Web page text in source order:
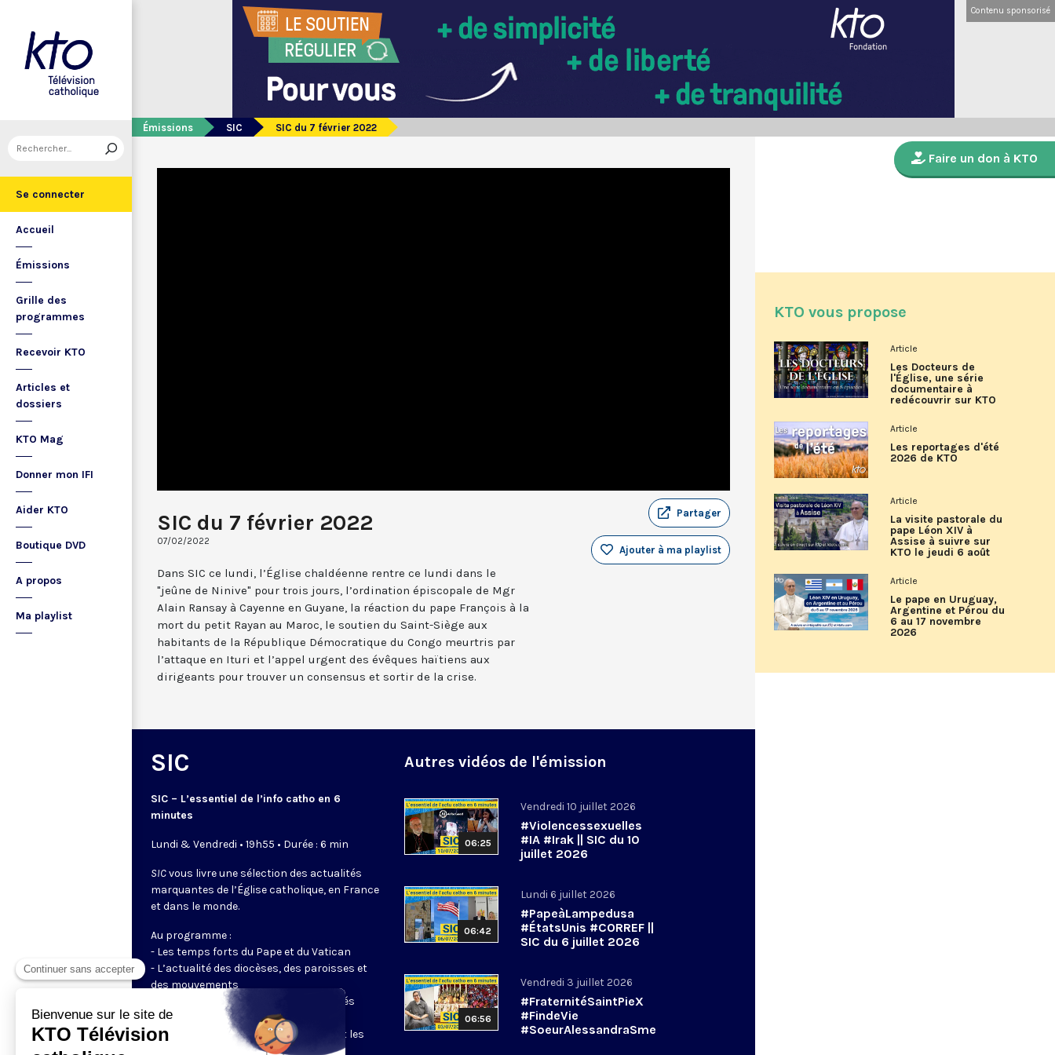
Se connecter
Accueil
Émissions
Grille des
programmes
Recevoir KTO
Articles et
dossiers
KTO Mag
Donner mon IFI
Aider KTO
Boutique DVD
A propos
Ma playlist
Contenu sponsorisé
Émissions SIC SIC du 7 février 2022
SIC du 7 février 2022
07/02/2022
Partager
Ajouter à ma playlist
Dans SIC ce lundi, l’Église chaldéenne rentre ce lundi dans le
"jeûne de Ninive" pour trois jours, l’ordination épiscopale de Mgr
Alain Ransay à Cayenne en Guyane, la réaction du pape François à la
mort du petit Rayan au Maroc, le soutien du Saint-Siège aux
habitants de la République Démocratique du Congo meurtris par
l’attaque en Ituri et l’appel urgent des évêques haïtiens aux
dirigeants pour trouver un consensus et sortir de la crise.
SIC
SIC – L’essentiel de l’info catho en 6
minutes
Lundi & Vendredi • 19h55 • Durée : 6 min
SICvous livre une sélection des actualités
marquantes de l’Église catholique, en France
et dans le monde.
Au programme :
- Les temps forts du Pape et du Vatican
- L’actualité des diocèses, des paroisses et
des mouvements
- Les initiatives des catholiques engagés
dans le monde
- Les grands événements ecclésiaux et les
enjeux du moment pour la société
Autres vidéos de l'émission
06:25
Vendredi 10 juillet 2026
#Violencessexuelles
#IA #Irak || SIC du 10
juillet 2026
06:42
Lundi 6 juillet 2026
#PapeàLampedusa
#ÉtatsUnis #CORREF ||
SIC du 6 juillet 2026
06:56
Vendredi 3 juillet 2026
#FraternitéSaintPieX
#FindeVie
#SoeurAlessandraSme
Faire un don à KTO
KTO vous propose
Article
Les Docteurs de
l'Église, une série
documentaire à
redécouvrir sur KTO
Article
Les reportages d'été
2026 de KTO
Article
La visite pastorale du
pape Léon XIV à
Assise à suivre sur
KTO le jeudi 6 août
Article
Le pape en Uruguay,
Argentine et Pérou du
6 au 17 novembre
2026